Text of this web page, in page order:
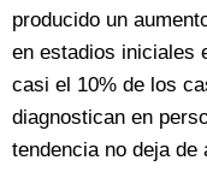
producido un
en estadios iniciales
casi el 10% de los
diagnostican en
tendencia no deja de